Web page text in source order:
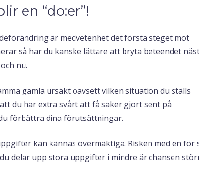
en “do:er”!
är medvetenhet det första steget mot
så har du kanske lättare att bryta beteendet
nu.
gamla ursäkt oavsett vilken situation du ställs
du har extra svårt att få saker gjort sent på
förbättra dina förutsättningar.
kan kännas övermäktiga. Risken med en för
delar upp stora uppgifter i mindre är chansen